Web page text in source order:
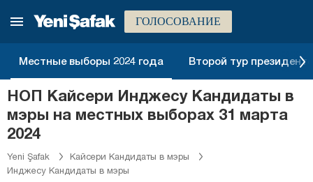
ГОЛОСОВАНИЕ
Местные выборы 2024 года Второй тур
НОП Кайсери Инджесу Кандидаты в
мэры на местных выборах 31 марта
2024
Yeni Şafak
Кайсери Кандидаты в мэры
Инджесу Кандидаты в мэры
Хаккяри
Ыгдыр
Ыспарта
Кахраманмараш
Карабюк
Караман